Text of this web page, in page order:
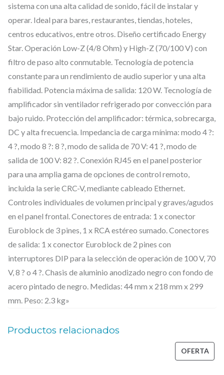
sistema con una alta calidad de sonido, fácil de instalar y
operar. Ideal para bares, restaurantes, tiendas, hoteles,
centros educativos, entre otros. Diseño certificado Energy
Star. Operación Low-Z (4/8 Ohm) y High-Z (70/100 V) con
filtro de paso alto conmutable. Tecnología de potencia
constante para un rendimiento de audio superior y una alta
fiabilidad. Potencia máxima de salida: 120 W. Tecnología de
amplificador sin ventilador refrigerado por convección para
bajo ruido. Protección del amplificador: térmica, sobrecarga,
DC y alta frecuencia. Impedancia de carga mínima: modo 4 ?:
4 ?, modo 8 ?: 8 ?, modo de salida de 70 V: 41 ?, modo de
salida de 100 V: 82 ?. Conexión RJ45 en el panel posterior
para una amplia gama de opciones de control remoto,
incluida la serie CRC-V, mediante cableado Ethernet.
Controles individuales de volumen principal y graves/agudos
en el panel frontal. Conectores de entrada: 1 x conector
Euroblock de 3 pines, 1 x RCA estéreo sumado. Conectores
de salida: 1 x conector Euroblock de 2 pines con
interruptores DIP para la selección de operación de 100 V, 70
V, 8 ? o 4 ?. Chasis de aluminio anodizado negro con fondo de
acero pintado de negro. Medidas: 44 mm x 218 mm x 299
mm. Peso: 2.3 kg»
Productos relacionados
OFERTA